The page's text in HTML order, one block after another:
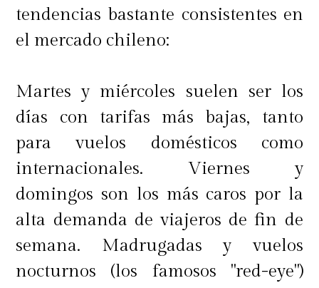
tendencias bastante consistentes en
el mercado chileno:
Martes y miércoles suelen ser los
días con tarifas más bajas, tanto
para vuelos domésticos como
internacionales. Viernes y
domingos son los más caros por la
alta demanda de viajeros de fin de
semana. Madrugadas y vuelos
nocturnos (los famosos "red-eye")